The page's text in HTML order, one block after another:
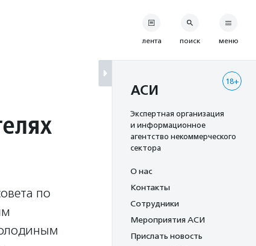
по
лента поиск меню
18+
АСИ
Экспертная организация
и информационное
агентство некоммерческого
сектора
О нас
Контакты
Сотрудники
Мероприятия АСИ
Прислать новость